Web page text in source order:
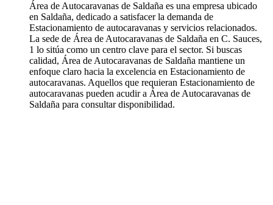
Área de Autocaravanas de Saldaña es una empresa ubicado
en Saldaña, dedicado a satisfacer la demanda de
Estacionamiento de autocaravanas y servicios relacionados.
La sede de Área de Autocaravanas de Saldaña en C. Sauces,
1 lo sitúa como un centro clave para el sector. Si buscas
calidad, Área de Autocaravanas de Saldaña mantiene un
enfoque claro hacia la excelencia en Estacionamiento de
autocaravanas. Aquellos que requieran Estacionamiento de
autocaravanas pueden acudir a Área de Autocaravanas de
Saldaña para consultar disponibilidad.